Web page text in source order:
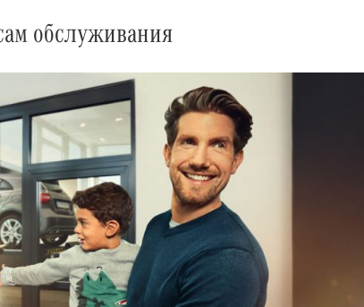
обслуживания